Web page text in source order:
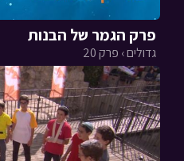
פרק הגמר של הבנות
גדולים › פרק 20